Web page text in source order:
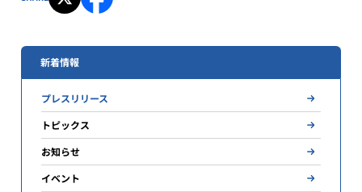
新着情報
プレスリリース
トピックス
お知らせ
イベント